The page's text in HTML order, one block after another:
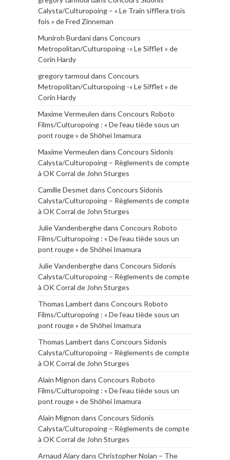
Calysta/Culturopoing – « Le Train sifflera trois
fois » de Fred Zinneman
Muniroh Burdanidans Concours
Metropolitan/Culturopoing -« Le Sifflet » de
Corin Hardy
gregory tarmoul dans Concours
Metropolitan/Culturopoing -« Le Sifflet » de
Corin Hardy
Maxime Vermeulen dans Concours Roboto
Films/Culturopoing : « De l’eau tiède sous un
pont rouge » de Shōhei Imamura
Maxime Vermeulen dans Concours Sidonis
Calysta/Culturopoing – Règlements de compte
à OK Corral de John Sturges
Camille Desmet dans Concours Sidonis
Calysta/Culturopoing – Règlements de compte
à OK Corral de John Sturges
Julie Vandenberghedans Concours Roboto
Films/Culturopoing : « De l’eau tiède sous un
pont rouge » de Shōhei Imamura
Julie Vandenberghedans Concours Sidonis
Calysta/Culturopoing – Règlements de compte
à OK Corral de John Sturges
Thomas Lambert dans Concours Roboto
Films/Culturopoing : « De l’eau tiède sous un
pont rouge » de Shōhei Imamura
Thomas Lambert dans Concours Sidonis
Calysta/Culturopoing – Règlements de compte
à OK Corral de John Sturges
Alain Mignon dans Concours Roboto
Films/Culturopoing : « De l’eau tiède sous un
pont rouge » de Shōhei Imamura
Alain Mignon dans Concours Sidonis
Calysta/Culturopoing – Règlements de compte
à OK Corral de John Sturges
Arnaud Alarydans Christopher Nolan – The